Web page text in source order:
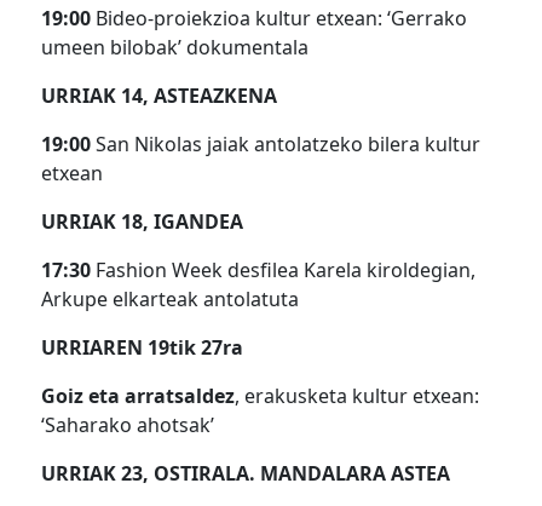
19:00 Bideo-proiekzioa kultur etxean: ‘Gerrako
umeen bilobak’ dokumentala
URRIAK 14, ASTEAZKENA
19:00San Nikolas jaiak antolatzeko bilera kultur
etxean
URRIAK 18, IGANDEA
17:30 Fashion Week desfilea Karela kiroldegian,
Arkupe elkarteak antolatuta
URRIAREN 19tik 27ra
Goiz eta arratsaldez, erakusketa kultur etxean:
‘Saharako ahotsak’
URRIAK 23, OSTIRALA. MANDALARA ASTEA